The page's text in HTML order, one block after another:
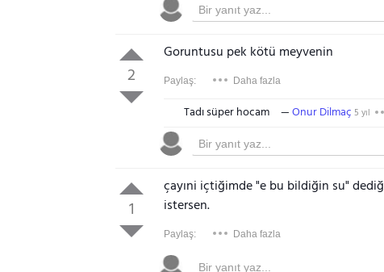
2
Goruntusu pek kötü meyvenin
Paylaş: Daha fazla
Tadı süper hocam ️ Onur Dilmaç 5 yıl
1
çayıni içtiğimde "e bu bildiğin su"
istersen.
Paylaş: Daha fazla